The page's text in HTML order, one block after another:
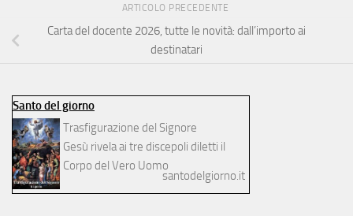
ARTICOLO PRECEDENTE
Carta del docente 2026, tutte le novità: dall’importo ai
destinatari
Santo del giorno
Trasfigurazione del Signore
Gesù rivela ai tre discepoli diletti il
Corpo del Vero Uomo
santodelgiorno.it